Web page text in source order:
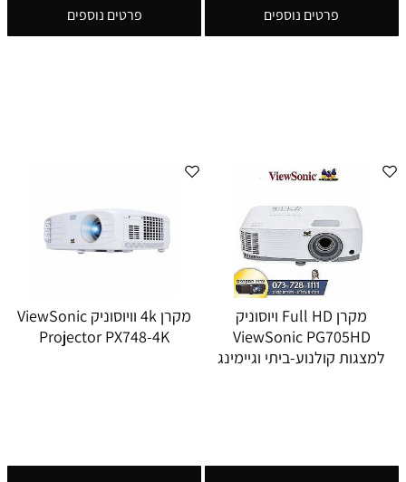
פרטים נוספים פרטים נוספים
מקרן Full HD ויוסוניק
ViewSonic PG705HD
למצגות קולנוע-ביתי וגיימינג
מקרן 4k וויוסוניק ViewSonic
Projector PX748-4K